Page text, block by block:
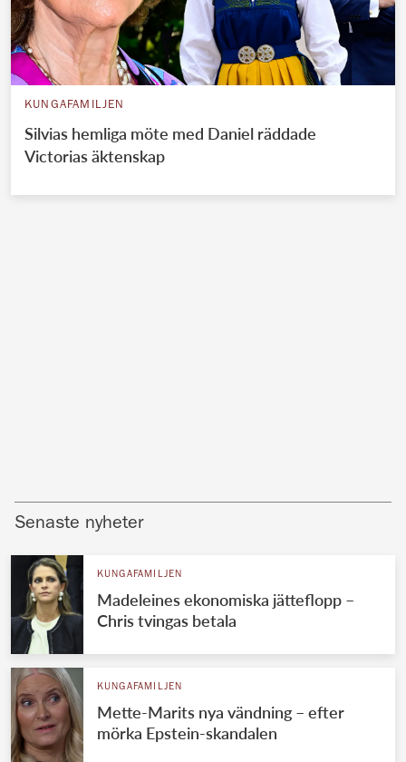
KUNGAFAMILJEN
Silvias hemliga möte med Daniel räddade
Victorias äktenskap
Senaste nyheter
KUNGAFAMILJEN
Madeleines ekonomiska jätteflopp –
Chris tvingas betala
KUNGAFAMILJEN
Mette-Marits nya vändning – efter
mörka Epstein-skandalen